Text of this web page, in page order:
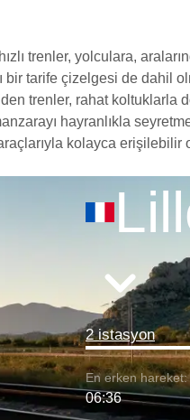
trenler, yolculara,
bir tarife çizelgesi de dahil
trenler, rahat koltuklarla
hayranlıkla
kolayca erişilebilir
2 istasyon
En erken hareket:
06:36